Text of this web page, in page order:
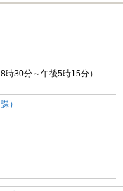
30分～午後5時15分）
）